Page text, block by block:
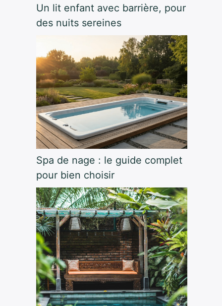
Un lit enfant avec barrière, pour
des nuits sereines
Spa de nage : le guide complet
pour bien choisir